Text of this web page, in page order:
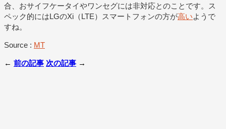
合、おサイフケータイやワンセグには非対応とのことです。ス
ペック的にはLGのXi（LTE）スマートフォンの方が高いようで
すね。
Source : MT
← 前の記事 次の記事 →